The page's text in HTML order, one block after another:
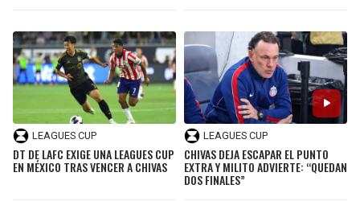
LEAGUES CUP
DT DE LAFC EXIGE UNA LEAGUES CUP
EN MÉXICO TRAS VENCER A CHIVAS
LEAGUES CUP
CHIVAS DEJA ESCAPAR EL PUNTO
EXTRA Y MILITO ADVIERTE: “QUEDAN
DOS FINALES”